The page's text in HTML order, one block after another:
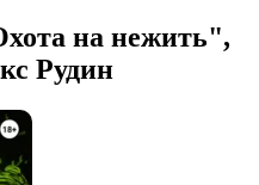
на нежить",
Рудин